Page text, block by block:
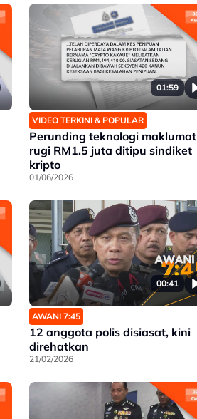
01:59
VIDEO TERKINI & POPULAR
Perunding teknologi maklumat
rugi RM1.5 juta ditipu sindiket
kripto
01/06/2026
00:41
AWANI 7:45
12 anggota polis disiasat, kini
direhatkan
21/02/2026